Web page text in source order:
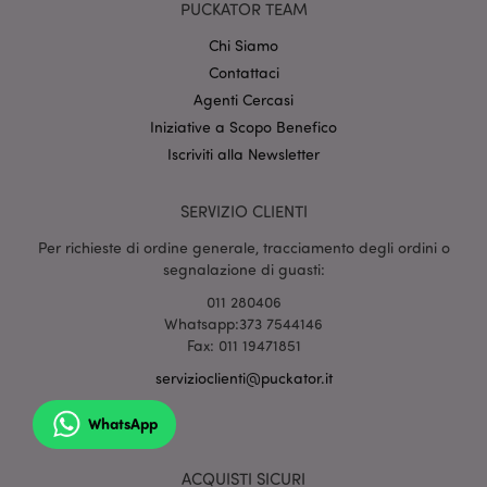
PUCKATOR TEAM
Chi Siamo
Contattaci
Agenti Cercasi
Iniziative a Scopo Benefico
Iscriviti alla Newsletter
SERVIZIO CLIENTI
Per richieste di ordine generale, tracciamento degli ordini o
segnalazione di guasti:
011 280406
Whatsapp:373 7544146
Fax: 011 19471851
servizioclienti@puckator.it
WhatsApp
ACQUISTI SICURI
recently_viewed_product
mage-cache-sessid
l"Informativa sulla privacy di Google